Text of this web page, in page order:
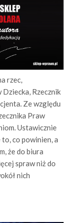
rzec,
Rzecznik
Ze względu
Praw
Ustawicznie
to, co powinien, a
że do biura
spraw niż do
nich